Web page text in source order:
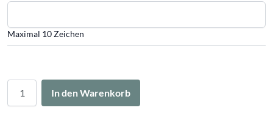
In den Warenkorb
Maximal 10 Zeichen